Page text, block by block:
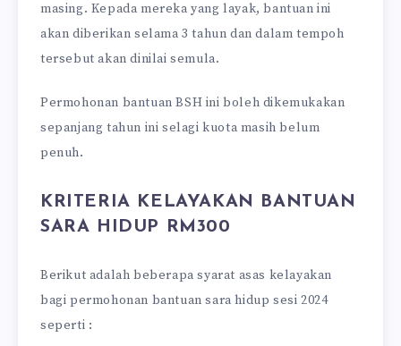
masing. Kepada mereka yang layak, bantuan ini
akan diberikan selama 3 tahun dan dalam tempoh
tersebut akan dinilai semula.
Permohonan bantuan BSH ini boleh dikemukakan
sepanjang tahun ini selagi kuota masih belum
penuh.
KRITERIA KELAYAKAN BANTUAN
SARA HIDUP RM300
Berikut adalah beberapa syarat asas kelayakan
bagi permohonan bantuan sara hidup sesi 2024
seperti :